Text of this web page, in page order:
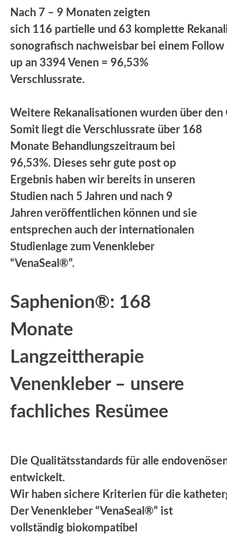
Nach 7 – 9 Monaten zeigten
sich 116 partielle und 63 komplette
sonografisch nachweisbar bei einem Follow
up an 3394 Venen = 96,53%
Verschlussrate.
Weitere Rekanalisationen wurden über
Somit liegt die Verschlussrate über 168
Monate Behandlungszeitraum bei
96,53%. Dieses sehr gute post op
Ergebnis haben wir bereits in unseren
Studien nach 5 Jahren und nach 9
Jahren veröffentlichen können und sie
entsprechen auch der internationalen
Studienlage zum Venenkleber
“VenaSeal®”.
Saphenion®: 168
Monate
Langzeittherapie
Venenkleber – unsere
fachliches Resümee
Die Qualitätsstandards für alle
entwickelt.
Wir haben sichere Kriterien für die
Der Venenkleber “VenaSeal®” ist
vollständig biokompatibel